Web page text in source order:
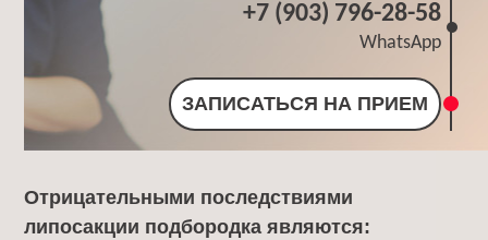
+7 (903) 796-28-58
WhatsApp
ЗАПИСАТЬСЯ НА ПРИЕМ
Отрицательными последствиями
липосакции подбородка являются: